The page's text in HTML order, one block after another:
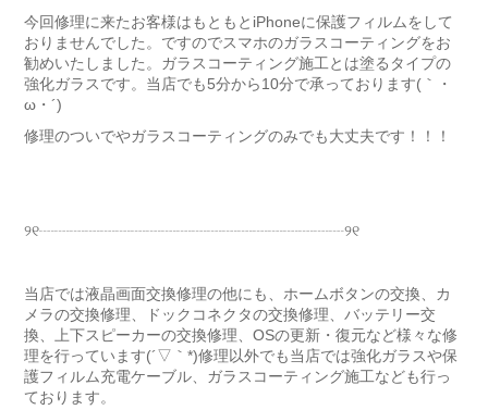
今回修理に来たお客様はもともとiPhoneに保護フィルムをして
おりませんでした。ですのでスマホのガラスコーティングをお
勧めいたしました。ガラスコーティング施工とは塗るタイプの
強化ガラスです。当店でも5分から10分で承っております(｀・
ω・´)ゞ
修理のついでやガラスコーティングのみでも大丈夫です！！！
୨୧┈┈┈┈┈┈┈┈┈┈┈┈┈┈┈┈┈┈┈┈୨୧
当店では液晶画面交換修理の他にも、ホームボタンの交換、カ
メラの交換修理、ドックコネクタの交換修理、バッテリー交
換、上下スピーカーの交換修理、OSの更新・復元など様々な修
理を行っています(´▽｀*)修理以外でも当店では強化ガラスや保
護フィルム充電ケーブル、ガラスコーティング施工なども行っ
ております。